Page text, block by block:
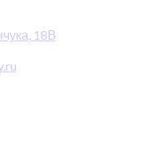
18В